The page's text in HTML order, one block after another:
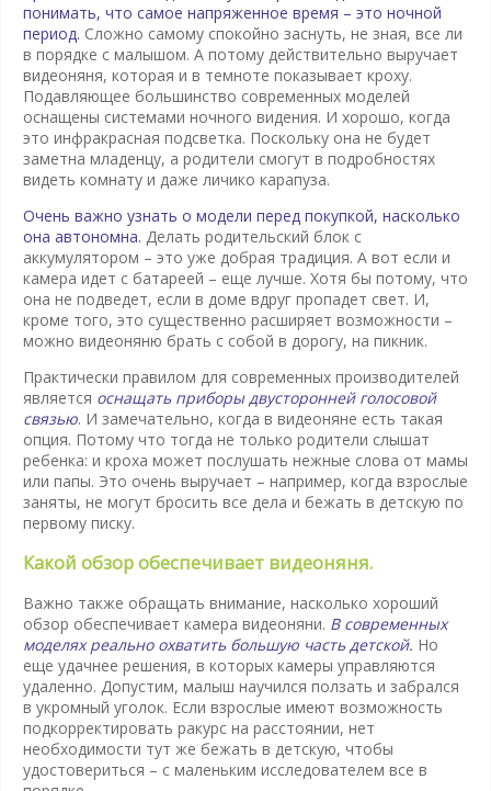
понимать, что самое напряженное время – это ночной
период. Сложно самому спокойно заснуть, не зная, все ли
в порядке с малышом. А потому действительно выручает
видеоняня, которая и в темноте показывает кроху.
Подавляющее большинство современных моделей
оснащены системами ночного видения. И хорошо, когда
это инфракрасная подсветка. Поскольку она не будет
заметна младенцу, а родители смогут в подробностях
видеть комнату и даже личико карапуза.
Очень важно узнать о модели перед покупкой, насколько
она автономна. Делать родительский блок с
аккумулятором – это уже добрая традиция. А вот если и
камера идет с батареей – еще лучше. Хотя бы потому, что
она не подведет, если в доме вдруг пропадет свет. И,
кроме того, это существенно расширяет возможности –
можно видеоняню брать с собой в дорогу, на пикник.
Практически правилом для современных производителей
является оснащать приборы двусторонней голосовой
связью. И замечательно, когда в видеоняне есть такая
опция. Потому что тогда не только родители слышат
ребенка: и кроха может послушать нежные слова от мамы
или папы. Это очень выручает – например, когда взрослые
заняты, не могут бросить все дела и бежать в детскую по
первому писку.
Какой обзор обеспечивает видеоняня.
Важно также обращать внимание, насколько хороший
обзор обеспечивает камера видеоняни. В современных
моделях реально охватить большую часть детской. Но
еще удачнее решения, в которых камеры управляются
удаленно. Допустим, малыш научился ползать и забрался
в укромный уголок. Если взрослые имеют возможность
подкорректировать ракурс на расстоянии, нет
необходимости тут же бежать в детскую, чтобы
удостовериться – с маленьким исследователем все в